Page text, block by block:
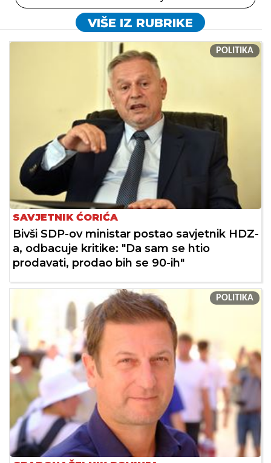
VIŠE IZ RUBRIKE
POLITIKA
SAVJETNIK ĆORIĆA
Bivši SDP-ov ministar postao savjetnik HDZ-
a, odbacuje kritike: "Da sam se htio
prodavati, prodao bih se 90-ih"
POLITIKA